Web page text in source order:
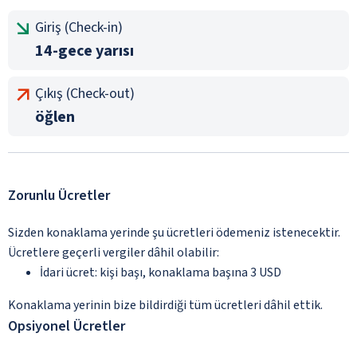
Giriş (Check-in)
14-gece yarısı
Çıkış (Check-out)
öğlen
Zorunlu Ücretler
Sizden konaklama yerinde şu ücretleri ödemeniz istenecektir.
Ücretlere geçerli vergiler dâhil olabilir:
İdari ücret: kişi başı, konaklama başına 3 USD
Konaklama yerinin bize bildirdiği tüm ücretleri dâhil ettik.
Opsiyonel Ücretler